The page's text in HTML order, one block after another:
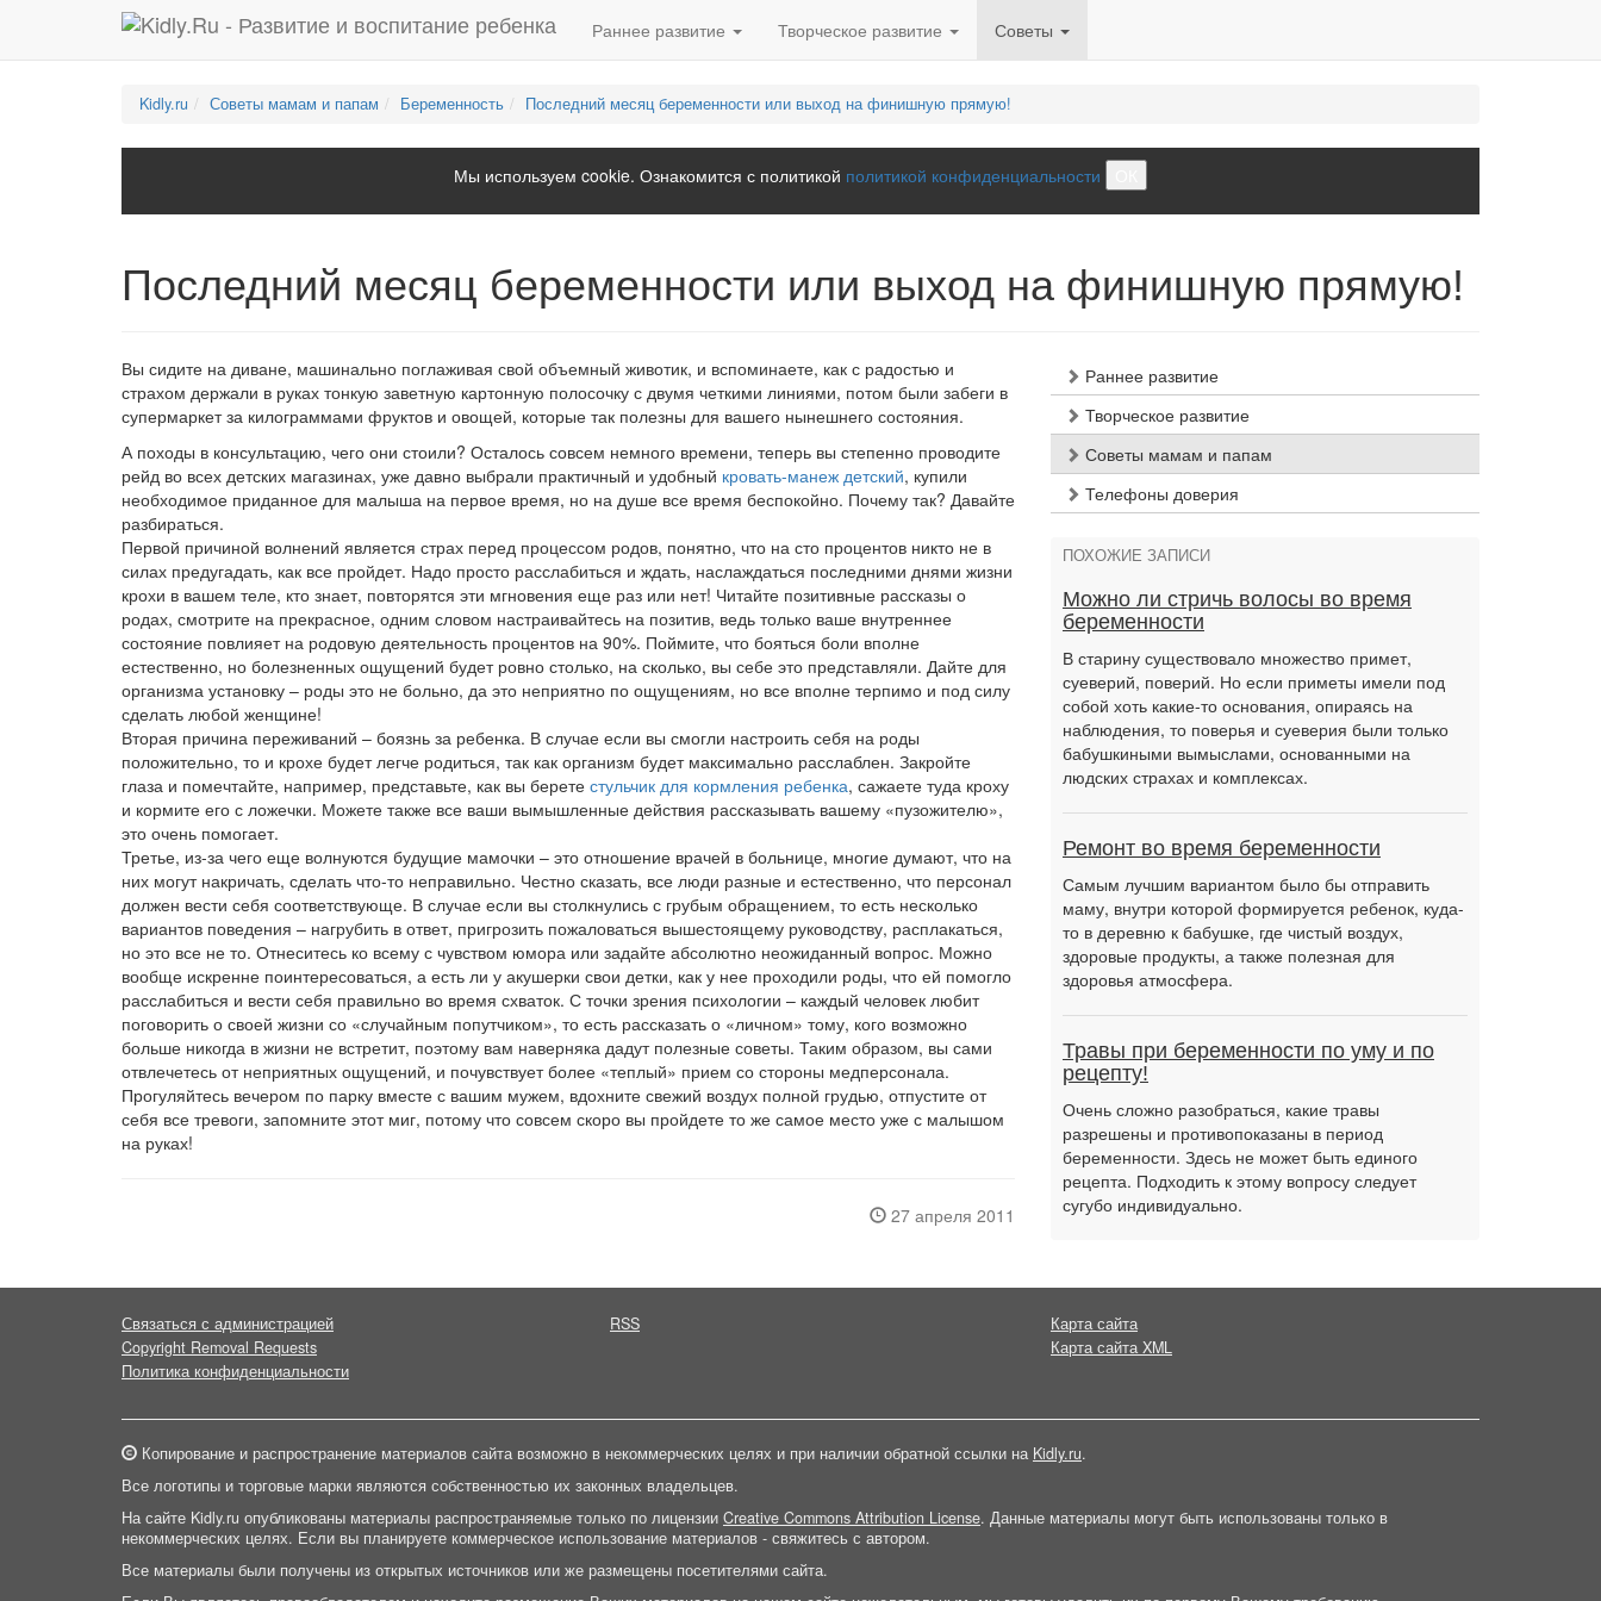
Раннее развитие Творческое развитие Советы
Kidly.ru Советы мамам и папам Беременность Последний месяц беременности или выход на финишную прямую!
Мы используем cookie. Ознакомится с политикой политикой конфиденциальности
Последний месяц беременности или выход на финишную прямую!
Вы сидите на диване, машинально поглаживая свой объемный животик, и вспоминаете, как с радостью и
страхом держали в руках тонкую заветную картонную полосочку с двумя четкими линиями, потом были забеги в
супермаркет за килограммами фруктов и овощей, которые так полезны для вашего нынешнего состояния.
А походы в консультацию, чего они стоили? Осталось совсем немного времени, теперь вы степенно проводите
рейд во всех детских магазинах, уже давно выбрали практичный и удобный кровать-манеж детский, купили
необходимое приданное для малыша на первое время, но на душе все время беспокойно. Почему так? Давайте
разбираться.
Первой причиной волнений является страх перед процессом родов, понятно, что на сто процентов никто не в
силах предугадать, как все пройдет. Надо просто расслабиться и ждать, наслаждаться последними днями жизни
крохи в вашем теле, кто знает, повторятся эти мгновения еще раз или нет! Читайте позитивные рассказы о
родах, смотрите на прекрасное, одним словом настраивайтесь на позитив, ведь только ваше внутреннее
состояние повлияет на родовую деятельность процентов на 90%. Поймите, что бояться боли вполне
естественно, но болезненных ощущений будет ровно столько, на сколько, вы себе это представляли. Дайте для
организма установку – роды это не больно, да это неприятно по ощущениям, но все вполне терпимо и под силу
сделать любой женщине!
Вторая причина переживаний – боязнь за ребенка. В случае если вы смогли настроить себя на роды
положительно, то и крохе будет легче родиться, так как организм будет максимально расслаблен. Закройте
глаза и помечтайте, например, представьте, как вы берете стульчик для кормления ребенка, сажаете туда кроху
и кормите его с ложечки. Можете также все ваши вымышленные действия рассказывать вашему «пузожителю»,
это очень помогает.
Третье, из-за чего еще волнуются будущие мамочки – это отношение врачей в больнице, многие думают, что на
них могут накричать, сделать что-то неправильно. Честно сказать, все люди разные и естественно, что персонал
должен вести себя соответствующе. В случае если вы столкнулись с грубым обращением, то есть несколько
вариантов поведения – нагрубить в ответ, пригрозить пожаловаться вышестоящему руководству, расплакаться,
но это все не то. Отнеситесь ко всему с чувством юмора или задайте абсолютно неожиданный вопрос. Можно
вообще искренне поинтересоваться, а есть ли у акушерки свои детки, как у нее проходили роды, что ей помогло
расслабиться и вести себя правильно во время схваток. С точки зрения психологии – каждый человек любит
поговорить о своей жизни со «случайным попутчиком», то есть рассказать о «личном» тому, кого возможно
больше никогда в жизни не встретит, поэтому вам наверняка дадут полезные советы. Таким образом, вы сами
отвлечетесь от неприятных ощущений, и почувствует более «теплый» прием со стороны медперсонала.
Прогуляйтесь вечером по парку вместе с вашим мужем, вдохните свежий воздух полной грудью, отпустите от
себя все тревоги, запомните этот миг, потому что совсем скоро вы пройдете то же самое место уже с малышом
на руках!
27 апреля 2011
Раннее развитие
Творческое развитие
Советы мамам и папам
Телефоны доверия
ПОХОЖИЕ ЗАПИСИ
Можно ли стричь волосы во время
беременности
В старину существовало множество примет,
суеверий, поверий. Но если приметы имели под
собой хоть какие-то основания, опираясь на
наблюдения, то поверья и суеверия были только
бабушкиными вымыслами, основанными на
людских страхах и комплексах.
Ремонт во время беременности
Самым лучшим вариантом было бы отправить
маму, внутри которой формируется ребенок, куда-
то в деревню к бабушке, где чистый воздух,
здоровые продукты, а также полезная для
здоровья атмосфера.
Травы при беременности по уму и по
рецепту!
Очень сложно разобраться, какие травы
разрешены и противопоказаны в период
беременности. Здесь не может быть единого
рецепта. Подходить к этому вопросу следует
сугубо индивидуально.
Связаться с администрацией
Copyright Removal Requests
Политика конфиденциальности
RSS
Карта сайта
Карта сайта XML
Копирование и распространение материалов сайта возможно в некоммерческих целях и при наличии обратной ссылки на Kidly.ru.
Все логотипы и торговые марки являются собственностью их законных владельцев.
На сайте Kidly.ru опубликованы материалы распространяемые только по лицензии Creative Commons Attribution License. Данные материалы могут быть использованы только в
некоммерческих целях. Если вы планируете коммерческое использование материалов - свяжитесь с автором.
Все материалы были получены из открытых источников или же размещены посетителями сайта.